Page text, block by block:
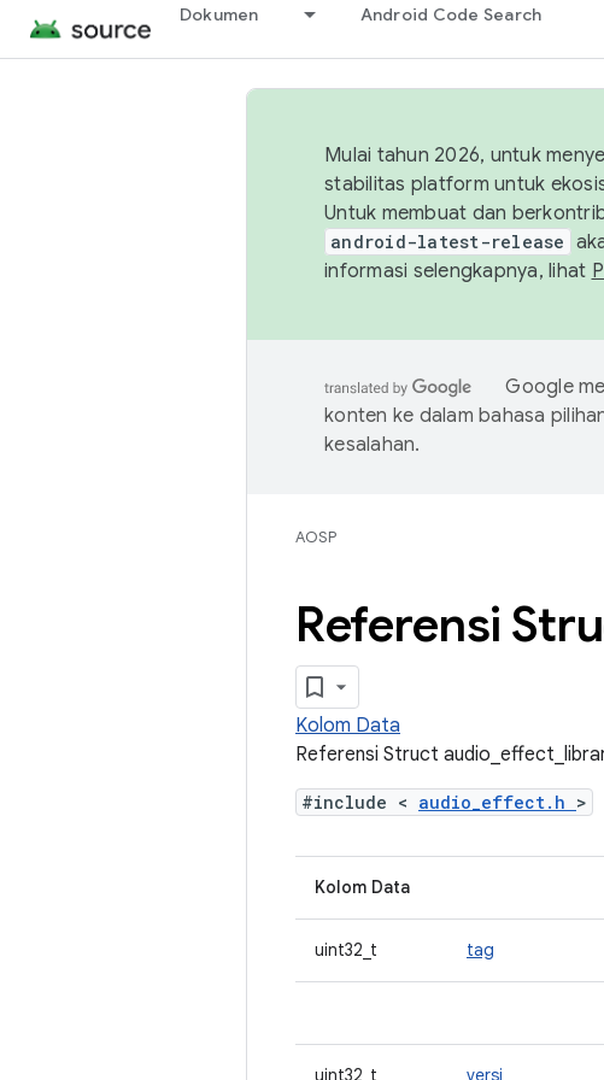
Dokumen Android Code Search
Mulai tahun 2026, untuk
stabilitas platform untuk
Untuk membuat dan
android-latest-release
informasi selengkapnya, lihat
Google
konten ke dalam bahasa
kesalahan.
AOSP
Referensi
Kolom Data
Referensi Struct
#include < audio_effect.h >
Kolom Data
uint32_t tag
uint32_t versi